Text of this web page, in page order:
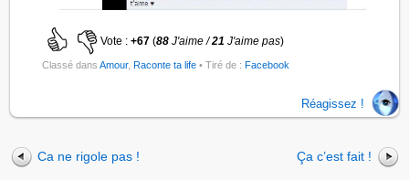
Vote :+67 (88J'aime /21 J'aime pas)
Classé dansAmour,Raconte ta life • Tiré de :Facebook
Réagissez !
Ca ne rigole pas ! Ça c’est fait !